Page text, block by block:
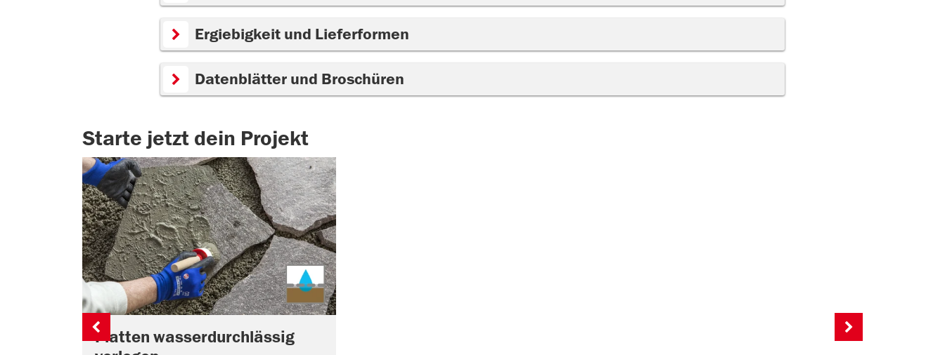
Ergiebigkeit und Lieferformen
Datenblätter und Broschüren
Starte jetzt dein Projekt
Platten wasserdurchlässig